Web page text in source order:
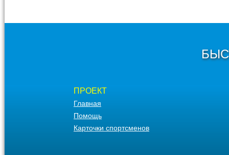
ПРОЕКТ
Главная
Помощь
Карточки спортсменов